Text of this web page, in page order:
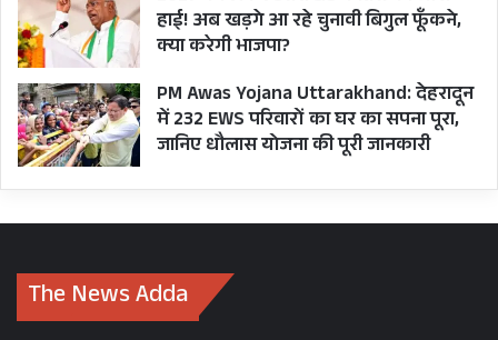
हाई! अब खड़गे आ रहे चुनावी बिगुल फूँकने,
क्या करेगी भाजपा?
PM Awas Yojana Uttarakhand: देहरादून
में 232 EWS परिवारों का घर का सपना पूरा,
जानिए धौलास योजना की पूरी जानकारी
The News Adda